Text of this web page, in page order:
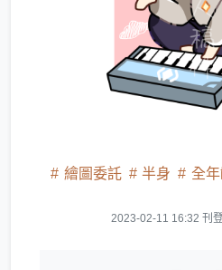
繪圖委託 半身 全
2023-02-11 16:32 刊